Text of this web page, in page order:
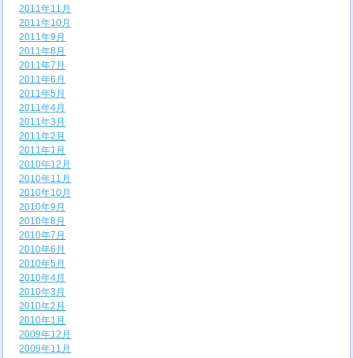
2011年11月
2011年10月
2011年9月
2011年8月
2011年7月
2011年6月
2011年5月
2011年4月
2011年3月
2011年2月
2011年1月
2010年12月
2010年11月
2010年10月
2010年9月
2010年8月
2010年7月
2010年6月
2010年5月
2010年4月
2010年3月
2010年2月
2010年1月
2009年12月
2009年11月